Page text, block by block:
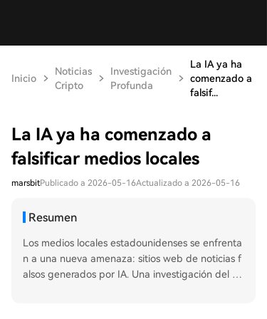
Inicio
Noticias
Cripto
Investigación
Profunda
La IA ya ha
comenzado a
falsif...
La IA ya ha comenzado a
falsificar medios locales
marsbitPublicado a 2026-05-16Actualizado a 2026-05-16
Resumen
Los medios locales estadounidenses se enfrenta
n a una nueva amenaza: sitios web de noticias f
alsos generados por IA. Una investigación del *Fl